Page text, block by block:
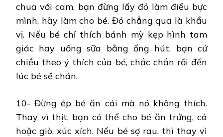
chua với cam, bạn đừng lấy đó làm điều bực
mình, hãy làm cho bé. Đó chẳng qua là khẩu
vị. Nếu bé chỉ thích bánh mỳ kẹp hình tam
giác hay uống sữa bằng ống hút, bạn cứ
chiều theo ý thích của bé, chắc chắn rồi đến
lúc bé sẽ chán.
10- Đừng ép bé ăn cái mà nó không thích.
Thay vì thịt, bạn có thể cho bé ăn trứng, cá
hoặc giò, xúc xích. Nếu bé sợ rau, thì thay vì